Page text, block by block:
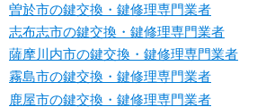
曽於市の鍵交換・鍵修理専門業者
志布志市の鍵交換・鍵修理専門業者
薩摩川内市の鍵交換・鍵修理専門業者
霧島市の鍵交換・鍵修理専門業者
鹿屋市の鍵交換・鍵修理専門業者